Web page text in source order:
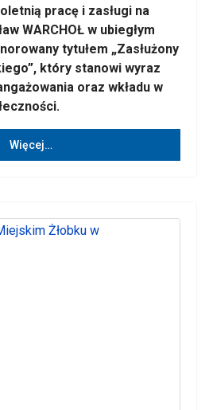
pracę i zasługi na
WARCHOŁ w ubiegłym
tytułem „Zasłużony
który stanowi wyraz
oraz wkładu w
Więcej…